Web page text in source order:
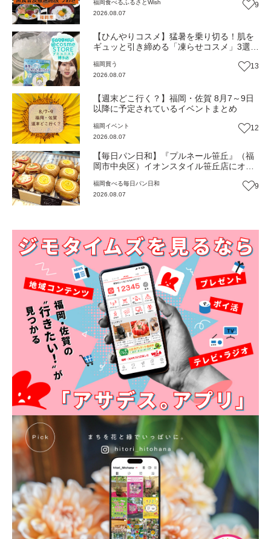
福岡食べるふるさとWish
2026.08.07
9
【ひんやりコスメ】猛暑を乗り切る！肌を
ギュッと引き締める「凍らせコスメ」3選
福岡 買う
2026.08.07
13
【週末どこ行く？】福岡・佐賀 8月7～9日
以降に予定されているイベントまとめ
福岡 イベント
2026.08.07
12
【毎日パン日和】『プルネール笹丘』（福
岡市中央区）イオンスタイル笹丘店にオー
パン【福岡パン】
福岡食べる毎日パン日和
2026.08.07
9